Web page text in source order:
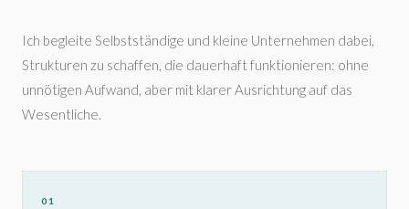
Ich begleite Selbstständige und kleine Unternehmen dabei,
Strukturen zu schaffen, die dauerhaft funktionieren: ohne
unnötigen Aufwand, aber mit klarer Ausrichtung auf das
Wesentliche.
01